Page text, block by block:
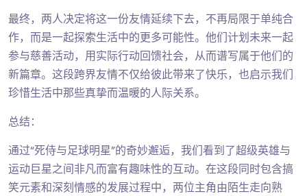
最终，两人决定将这一份友情延续下去，不再局限于单纯合
作，而是一起探索生活中的更多可能性。他们计划未来一起
参与慈善活动，用实际行动回馈社会，从而谱写属于他们的
新篇章。这段跨界友情不仅给彼此带来了快乐，也启示我们
珍惜生活中那些真挚而温暖的人际关系。
总结：
通过“死侍与足球明星”的奇妙邂逅，我们看到了超级英雄与
运动巨星之间非凡而富有趣味性的互动。在这段同时包含搞
笑元素和深刻情感的发展过程中，两位主角由陌生走向熟